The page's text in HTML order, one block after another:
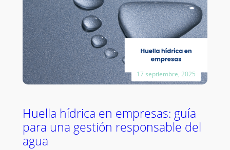
17 septiembre, 2025
Huella hídrica en empresas: guía
para una gestión responsable del
agua